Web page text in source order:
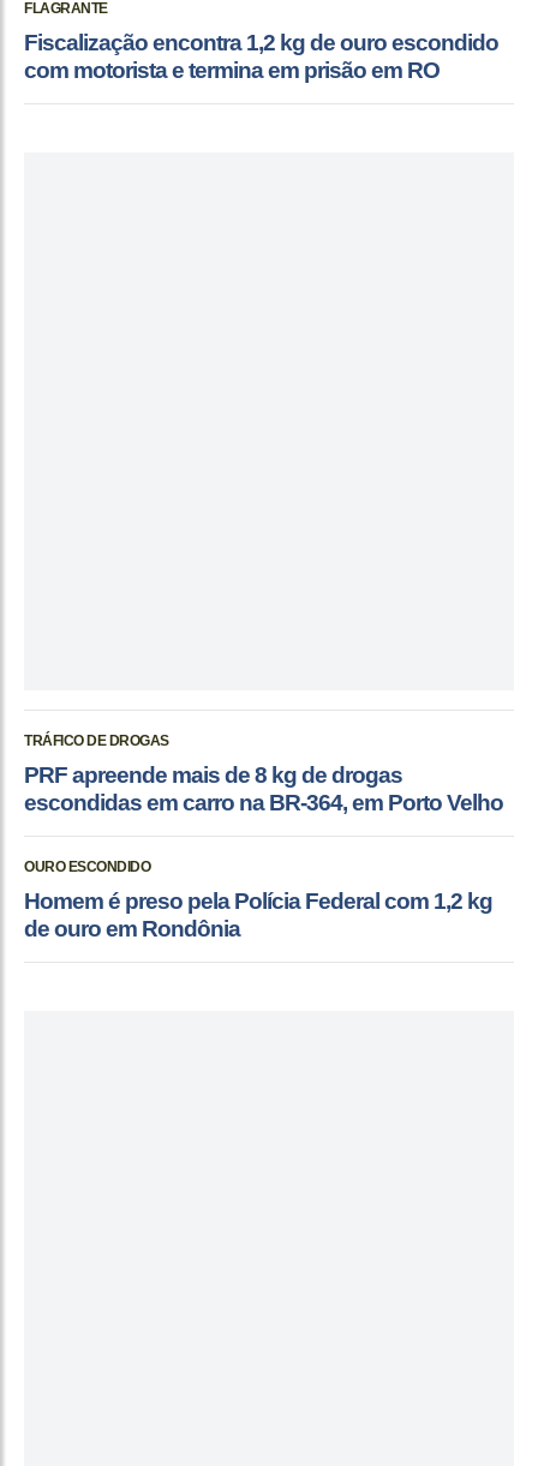
FLAGRANTE
Fiscalização encontra 1,2 kg de ouro escondido
com motorista e termina em prisão em RO
TRÁFICO DE DROGAS
PRF apreende mais de 8 kg de drogas
escondidas em carro na BR-364, em Porto Velho
OURO ESCONDIDO
Homem é preso pela Polícia Federal com 1,2 kg
de ouro em Rondônia